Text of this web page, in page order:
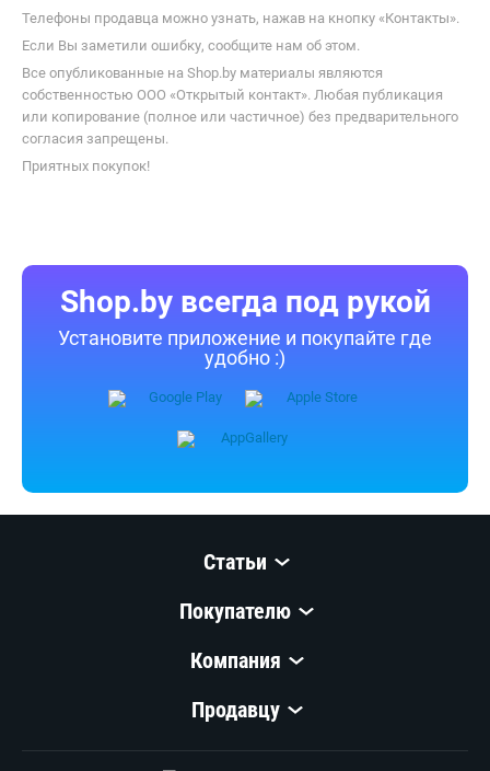
Телефоны продавца можно узнать, нажав на кнопку «Контакты».
Если Вы заметили ошибку, сообщите нам об этом.
Все опубликованные на Shop.by материалы являются
собственностью ООО «Открытый контакт». Любая публикация
или копирование (полное или частичное) без предварительного
согласия запрещены.
Приятных покупок!
Shop.by всегда под рукой
Установите приложение и покупайте где
удобно :)
Статьи
Покупателю
Компания
Продавцу